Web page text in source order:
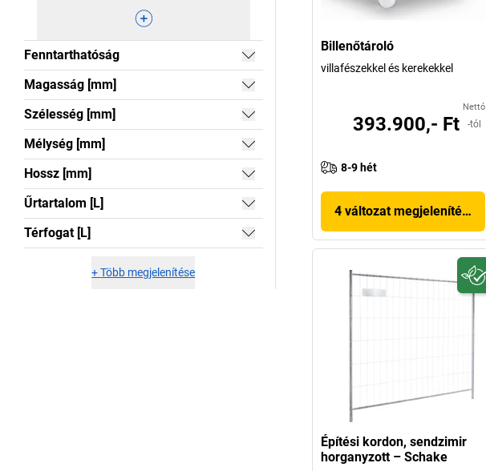
Fenntarthatóság
Magasság [mm]
Szélesség [mm]
Mélység [mm]
Hossz [mm]
Űrtartalom [L]
Térfogat [L]
+Több megjelenítése
Billenőtároló
villafészekkel és kerekekkel
Nettó
393.900,- Ft -tól
8-9 hét
4 változat megjelenítése
Építési kordon, sendzimir
horganyzott – Schake